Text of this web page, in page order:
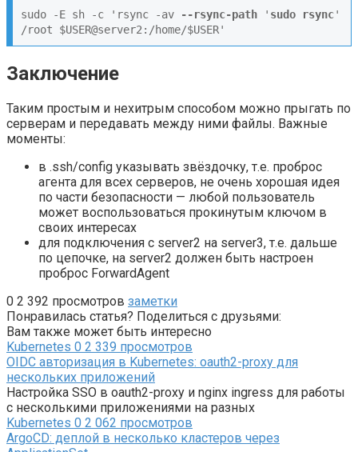
sudo -E sh -c 'rsync -av --rsync-path ' sudo rsync'
/root $USER@server2:/home/$USER'
Заключение
Таким простым и нехитрым способом можно прыгать по
серверам и передавать между ними файлы. Важные
моменты:
в .ssh/config указывать звёздочку, т.е. проброс
агента для всех серверов, не очень хорошая идея
по части безопасности — любой пользователь
может воспользоваться прокинутым ключом в
своих интересах
для подключения с server2 на server3, т.е. дальше
по цепочке, на server2 должен быть настроен
проброс ForwardAgent
0 2 392 просмотров заметки
Понравилась статья? Поделиться с друзьями:
Вам также может быть интересно
Kubernetes 0 2 339 просмотров
OIDC авторизация в Kubernetes: oauth2-proxy для
нескольких приложений
Настройка SSO в oauth2-proxy и nginx ingress для работы
с несколькими приложениями на разных
Kubernetes 0 2 062 просмотров
ArgoCD: деплой в несколько кластеров через